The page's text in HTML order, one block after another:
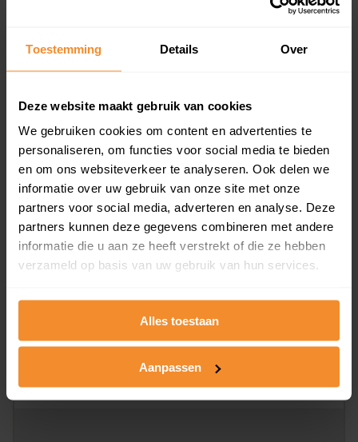
Toestemming Details Over
Deze website maakt gebruik van cookies
We gebruiken cookies om content en advertenties te
personaliseren, om functies voor social media te bieden
en om ons websiteverkeer te analyseren. Ook delen we
informatie over uw gebruik van onze site met onze
partners voor social media, adverteren en analyse. Deze
partners kunnen deze gegevens combineren met andere
informatie die u aan ze heeft verstrekt of die ze hebben
verzameld op basis van uw gebruik van hun services.
Alles toestaan
Aanpassen
Een overzicht van alle verkochte woningen (koopsom
en koopdatum) binnen een postcodegebied. Dit
koopsommen.
Bekijk product
Direct leverbaar
Alleen globale ligging perceel
Een uitgebreid overzicht van het perceel en
omliggende percelen met de kadastrale erfgrenzen,